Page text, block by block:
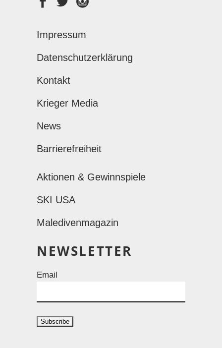
Impressum
Datenschutzerklärung
Kontakt
Krieger Media
News
Barrierefreiheit
Aktionen & Gewinnspiele
SKI USA
Maledivenmagazin
NEWSLETTER
Email